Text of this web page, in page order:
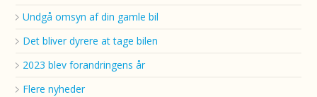
Undgå omsyn af din gamle bil
Det bliver dyrere at tage bilen
2023 blev forandringens år
Flere nyheder